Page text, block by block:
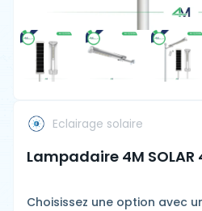
Eclairage solaire
Lampadaire 4M
Choisissez une option avec